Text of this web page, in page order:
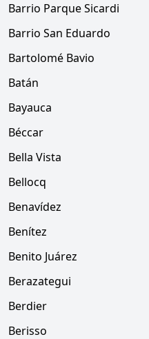
Barrio Parque Sicardi
Barrio San Eduardo
Bartolomé Bavio
Batán
Bayauca
Béccar
Bella Vista
Bellocq
Benavídez
Benítez
Benito Juárez
Berazategui
Berdier
Berisso